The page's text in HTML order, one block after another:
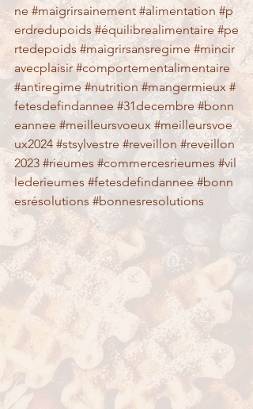
ne #maigrirsainement #alimentation #p
erdredupoids #équilibrealimentaire #pe
rtedepoids #maigrirsansregime #mincir
avecplaisir #comportementalimentaire
#antiregime #nutrition #mangermieux #
fetesdefindannee #31decembre #bonn
eannee #meilleursvoeux #meilleursvoe
ux2024 #stsylvestre #reveillon #reveillon
2023 #rieumes #commercesrieumes #vil
lederieumes #fetesdefindannee #bonn
esrésolutions #bonnesresolutions